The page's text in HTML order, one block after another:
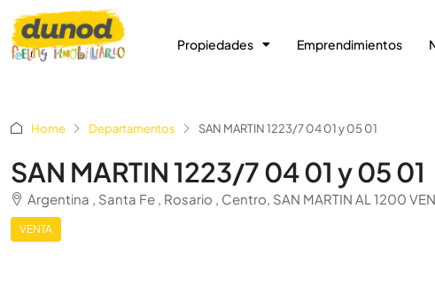
Propiedades Emprendimientos
Home Departamentos SAN MARTIN 1223/7 04 01 y 05 01
SAN MARTIN 1223/7 04 01 y 05 01
Argentina , Santa Fe , Rosario , Centro, SAN MARTIN AL 1200
VENTA